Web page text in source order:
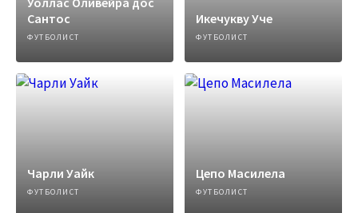
Сантос
ФУТБОЛИСТ
Икечукву Уче
ФУТБОЛИСТ
Чарли Уайк
ФУТБОЛИСТ
Цепо Масилела
ФУТБОЛИСТ